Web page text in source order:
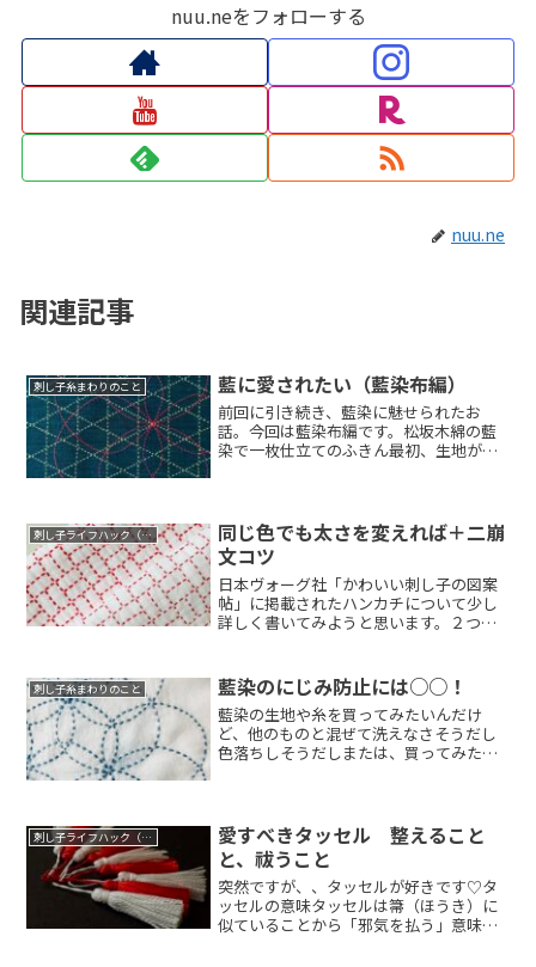
nuu.neをフォローする
nuu.ne
関連記事
刺し子糸まわりのこと 藍に愛されたい（藍染布編）
前回に引き続き、藍染に魅せられたお
話。今回は藍染布編です。松坂木綿の藍
染で一枚仕立てのふきん最初、生地がゴ
刺し子ライフハック（コツ）
同じ色でも太さを変えれば＋二崩
文コツ
日本ヴォーグ社「かわいい刺し子の図案
帖」に掲載されたハンカチについて少し
詳しく書いてみようと思います。２つの
刺し子糸まわりのこと 藍染のにじみ防止には○○！
藍染の生地や糸を買ってみたいんだけ
ど、他のものと混ぜて洗えなさそうだし
色落ちしそうだしまたは、買ってみたん
刺し子ライフハック（コツ）
愛すべきタッセル 整えること
と、祓うこと
突然ですが、、タッセルが好きです♡タ
ッセルの意味タッセルは箒（ほうき）に
似ていることから「邪気を払う」意味が